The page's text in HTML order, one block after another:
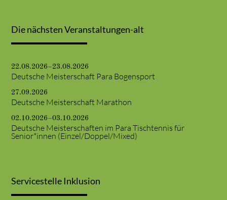
Die nächsten Veranstaltungen-alt
22.08.2026–23.08.2026
Deutsche Meisterschaft Para Bogensport
27.09.2026
Deutsche Meisterschaft Marathon
02.10.2026–03.10.2026
Deutsche Meisterschaften im Para Tischtennis für
Senior*innen (Einzel/Doppel/Mixed)
Servicestelle Inklusion